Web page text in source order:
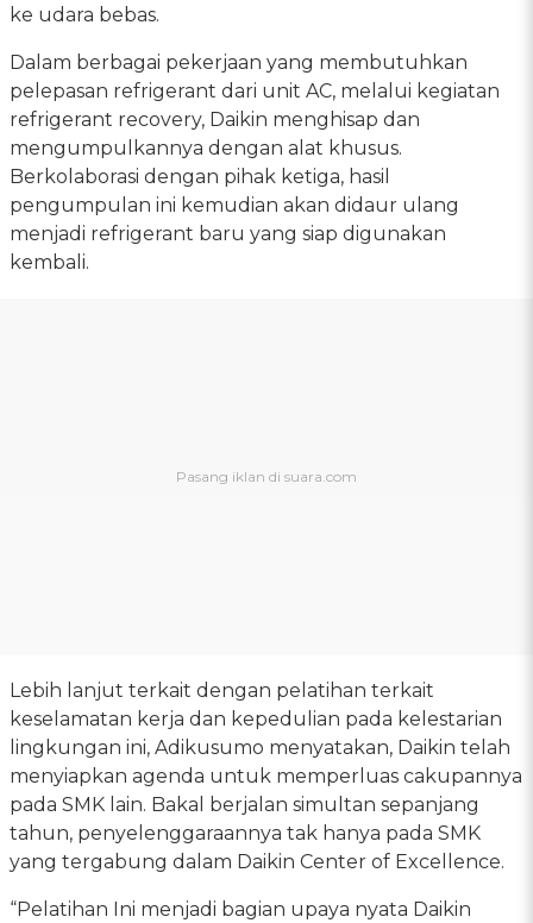
ke udara bebas.
Dalam berbagai pekerjaan yang membutuhkan
pelepasan refrigerant dari unit AC, melalui kegiatan
refrigerant recovery, Daikin menghisap dan
mengumpulkannya dengan alat khusus.
Berkolaborasi dengan pihak ketiga, hasil
pengumpulan ini kemudian akan didaur ulang
menjadi refrigerant baru yang siap digunakan
kembali.
Lebih lanjut terkait dengan pelatihan terkait
keselamatan kerja dan kepedulian pada kelestarian
lingkungan ini, Adikusumo menyatakan, Daikin telah
menyiapkan agenda untuk memperluas cakupannya
pada SMK lain. Bakal berjalan simultan sepanjang
tahun, penyelenggaraannya tak hanya pada SMK
yang tergabung dalam Daikin Center of Excellence.
“Pelatihan Ini menjadi bagian upaya nyata Daikin